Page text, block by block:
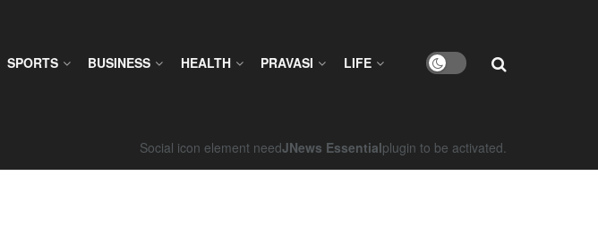
SPORTS BUSINESS HEALTH PRAVASI LIFE
Social icon element needJNews Essentialplugin to be activated.